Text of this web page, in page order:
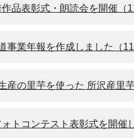
作品表彰式・朗読会を開催（
事業年報を作成しました（11
産の里芋を使った 所沢産里
トコンテスト表彰式を開催